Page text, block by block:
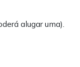
alugar uma).